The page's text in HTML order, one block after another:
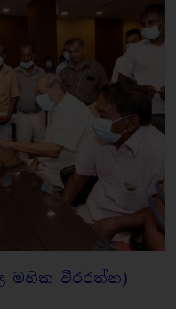
මහික වීරරත්න)